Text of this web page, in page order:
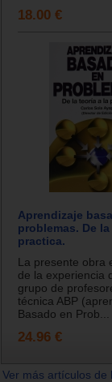
18.00 €
Aprendizaje
problemas. De
practica.
La presente obra
de la experiencia
grupo de
técnica ABP
Basado en Prob...
24.96 €
Ver más artículos